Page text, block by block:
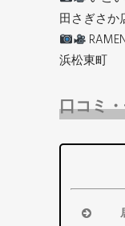
田さぎさか
浜松東町
口コミ